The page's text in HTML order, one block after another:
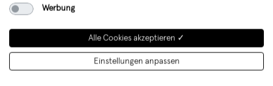
Werbung
Alle Cookies akzeptieren ✓
Einstellungen anpassen